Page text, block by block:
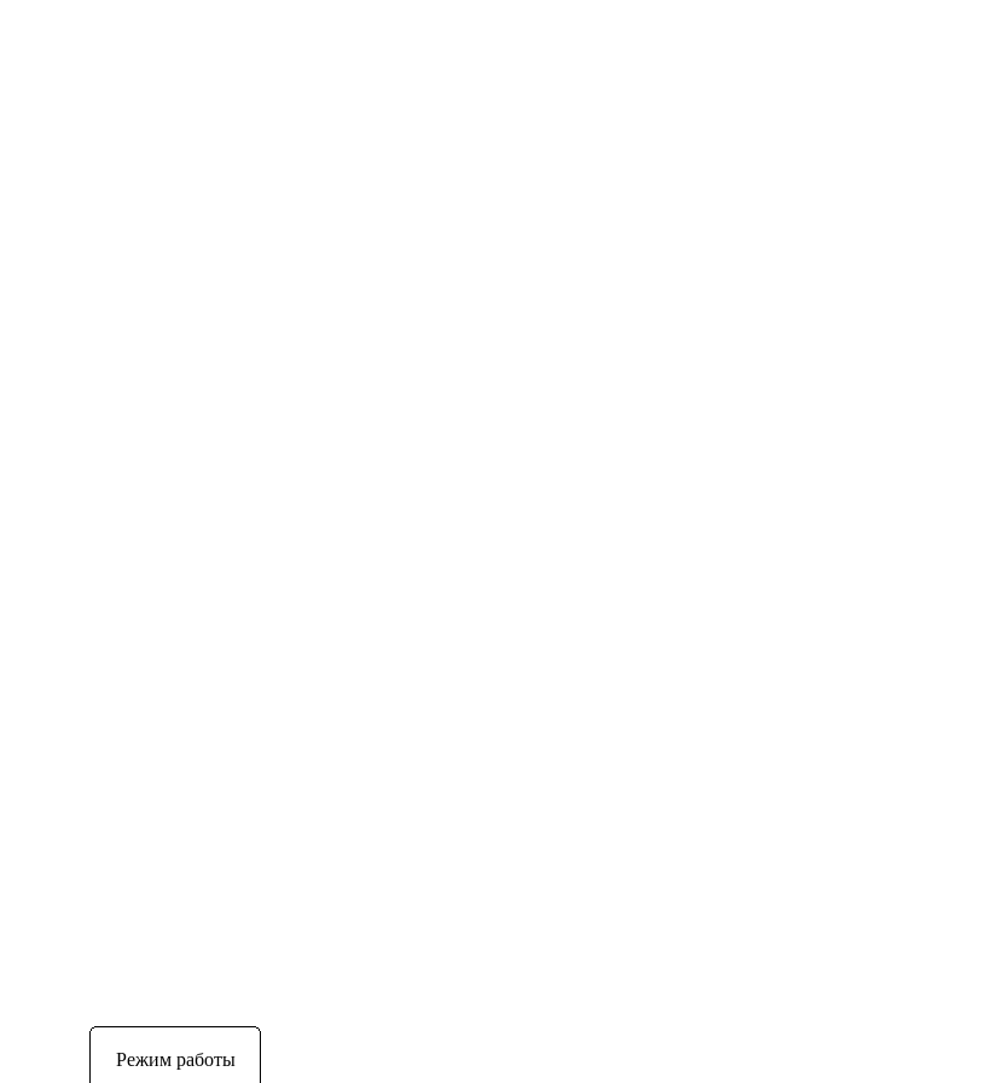
Режим работы